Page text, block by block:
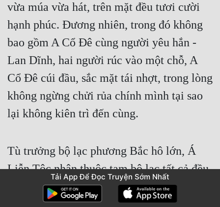
vừa múa vừa hát, trên mặt đều tươi cười
hạnh phúc. Đương nhiên, trong đó không
bao gồm A Cổ Đê cùng người yêu hắn -
Lan Dĩnh, hai người rúc vào một chỗ, A
Cổ Đê cúi đầu, sắc mặt tái nhợt, trong lòng
không ngừng chửi rủa chính mình tại sao
lại không kiên trì đến cùng.
Tù trưởng bộ lạc phương Bắc hô lớn, Á
Liễn Tộc nhân thuộc tam bộ lạc tất cả đều
yên lặng.
Tải App Để Đọc Truyện Sớm Nhất